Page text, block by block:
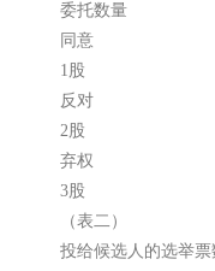
委托数量
同意
1股
反对
2股
弃权
3股
（表二）
投给候选人的选举票